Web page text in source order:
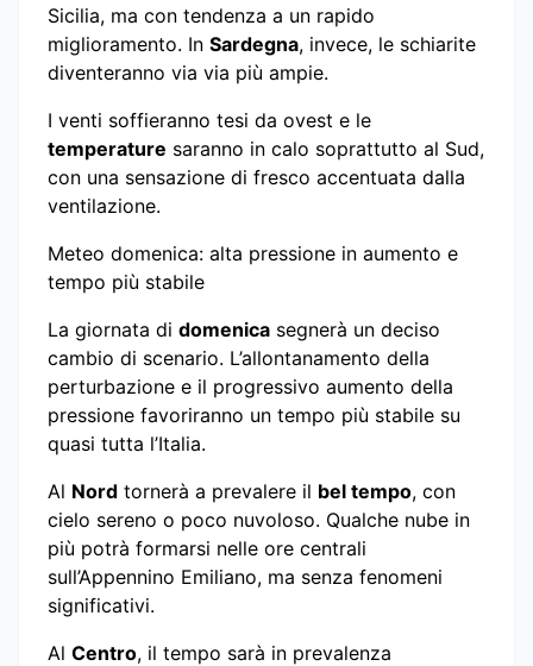
Sicilia, ma con tendenza a un rapido
miglioramento. In Sardegna, invece, le schiarite
diventeranno via via più ampie.
I venti soffieranno tesi da ovest e le
temperature saranno in calo soprattutto al Sud,
con una sensazione di fresco accentuata dalla
ventilazione.
Meteo domenica: alta pressione in aumento e
tempo più stabile
La giornata di domenica segnerà un deciso
cambio di scenario. L’allontanamento della
perturbazione e il progressivo aumento della
pressione favoriranno un tempo più stabile su
quasi tutta l’Italia.
Al Nord tornerà a prevalere il bel tempo, con
cielo sereno o poco nuvoloso. Qualche nube in
più potrà formarsi nelle ore centrali
sull’Appennino Emiliano, ma senza fenomeni
significativi.
Al Centro, il tempo sarà in prevalenza